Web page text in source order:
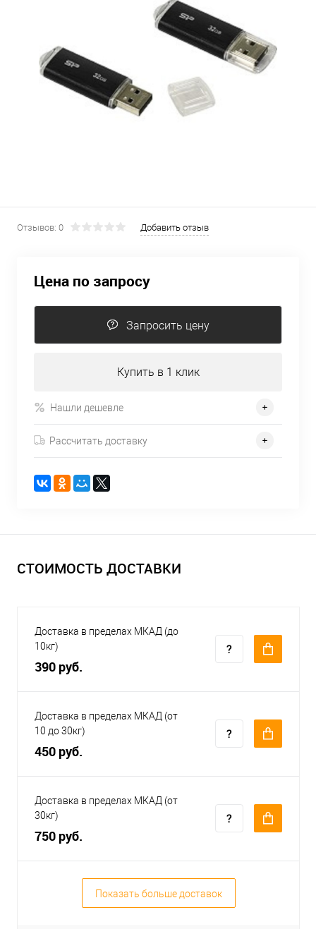
Отзывов: 0 Добавить отзыв
Цена по запросу
Запросить цену
Купить в 1 клик
Нашли дешевле
Рассчитать доставку
СТОИМОСТЬ ДОСТАВКИ
Доставка в пределах МКАД (до
10кг)
390 руб.
Доставка в пределах МКАД (от
10 до 30кг)
450 руб.
Доставка в пределах МКАД (от
30кг)
750 руб.
Показать больше доставок